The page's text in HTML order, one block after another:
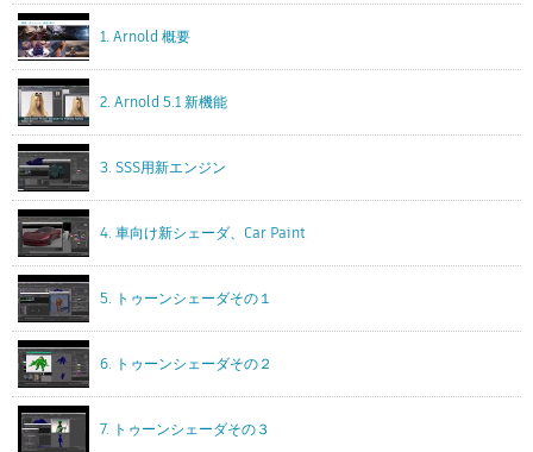
1. Arnold 概要
2. Arnold 5.1 新機能
3. SSS用新エンジン
4. 車向け新シェーダ、Car Paint
5. トゥーンシェーダその１
6. トゥーンシェーダその２
7. トゥーンシェーダその３